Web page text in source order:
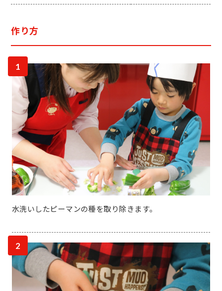
作り方
1
水洗いしたピーマンの種を取り除きます。
2